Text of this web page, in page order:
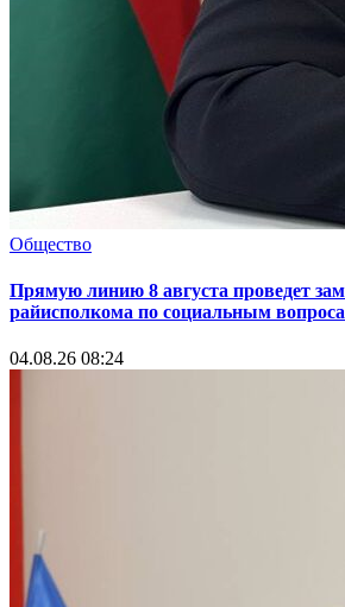
Общество
Прямую линию 8 августа проведет
райисполкома по социальным
04.08.26 08:24